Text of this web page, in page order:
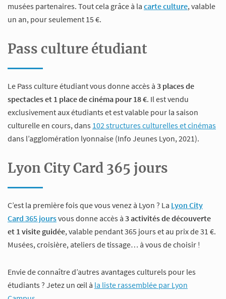
musées partenaires. Tout cela grâce à la carte culture, valable
un an, pour seulement 15 €.
Pass culture étudiant
Le Pass culture étudiant vous donne accès à 3 places de
spectacles et 1 place de cinéma pour 18 €. Il est vendu
exclusivement aux étudiants et est valable pour la saison
culturelle en cours, dans 102 structures culturelles et cinémas
dans l’agglomération lyonnaise (Info Jeunes Lyon, 2021).
Lyon City Card 365 jours
C’est la première fois que vous venez à Lyon ? La Lyon City
Card 365 joursvous donne accès à 3 activités de découverte
et 1 visite guidée, valable pendant 365 jours et au prix de 31 €.
Musées, croisière, ateliers de tissage… à vous de choisir !
Envie de connaître d’autres avantages culturels pour les
étudiants ? Jetez un œil à la liste rassemblée par Lyon